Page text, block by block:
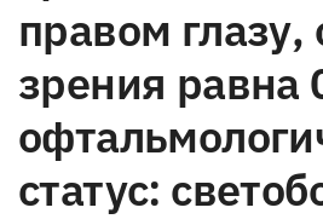
правом глазу,
зрения равна
статус: